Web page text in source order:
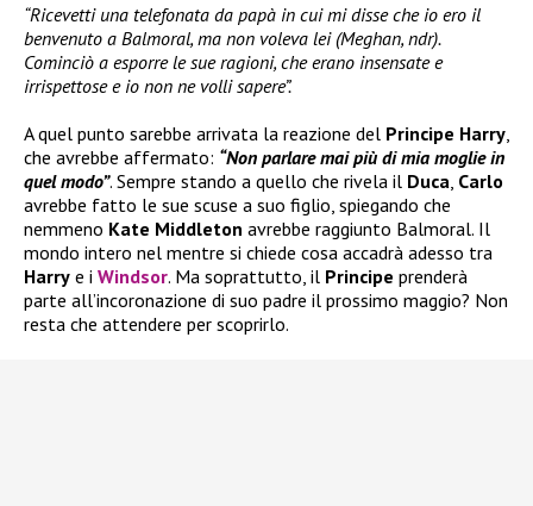
“Ricevetti una telefonata da papà in cui mi disse che io ero il
benvenuto a Balmoral, ma non voleva lei (Meghan, ndr).
Cominciò a esporre le sue ragioni, che erano insensate e
irrispettose e io non ne volli sapere”.
A quel punto sarebbe arrivata la reazione del Principe Harry
che avrebbe affermato: “Non parlare mai più di mia moglie in
quel modo”. Sempre stando a quello che rivela il Duca Carlo
avrebbe fatto le sue scuse a suo figlio, spiegando che
nemmeno Kate Middleton avrebbe raggiunto Balmoral. Il
mondo intero nel mentre si chiede cosa accadrà adesso tra
Harry e i Windsor. Ma soprattutto, il Principe prenderà
parte all’incoronazione di suo padre il prossimo maggio? Non
resta che attendere per scoprirlo.